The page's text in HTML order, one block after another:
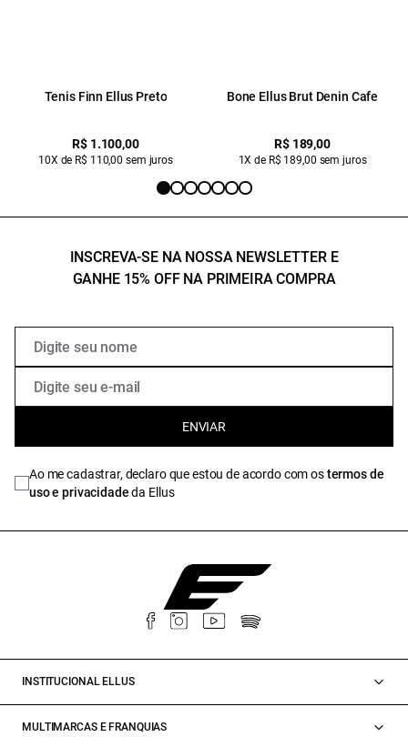
Tenis Finn Ellus Preto
R$ 1.100,00
10X de R$ 110,00 sem juros
Bone Ellus Brut Denin Cafe
R$ 189,00
1X de R$ 189,00 sem juros
INSCREVA-SE NA NOSSA NEWSLETTER E
GANHE 15% OFF NA PRIMEIRA COMPRA
ENVIAR
Ao me cadastrar, declaro que estou de acordo com ostermos de
uso e privacidadeda Ellus
INSTITUCIONAL ELLUS
MULTIMARCAS E FRANQUIAS